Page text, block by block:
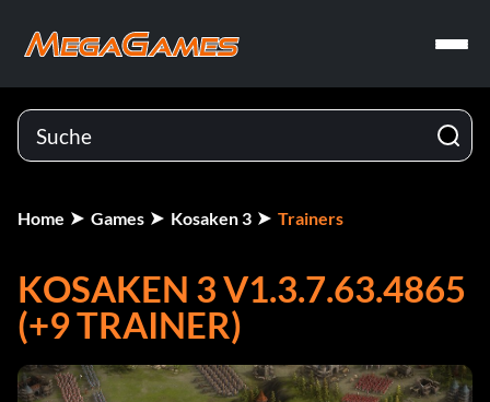
Home Games Kosaken 3 Trainers
KOSAKEN 3 V1.3.7.63.4865
(+9 TRAINER)